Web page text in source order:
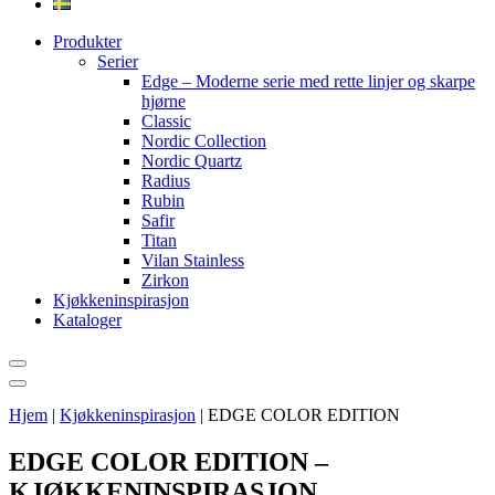
Produkter
Serier
Edge – Moderne serie med rette linjer og skarpe
hjørne
Classic
Nordic Collection
Nordic Quartz
Radius
Rubin
Safir
Titan
Vilan Stainless
Zirkon
Kjøkkeninspirasjon
Kataloger
Hjem | Kjøkkeninspirasjon | EDGE COLOR EDITION
EDGE COLOR EDITION –